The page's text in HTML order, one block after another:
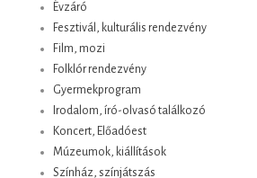
Évzáró
Fesztivál, kulturális rendezvény
Film, mozi
Folklór rendezvény
Gyermekprogram
Irodalom, író-olvasó találkozó
Koncert, Előadóest
Múzeumok, kiállítások
Színház, színjátszás